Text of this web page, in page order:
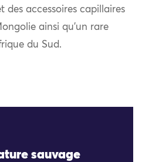
des accessoires capillaires
ainsi qu’un rare
du Sud.
sauvage